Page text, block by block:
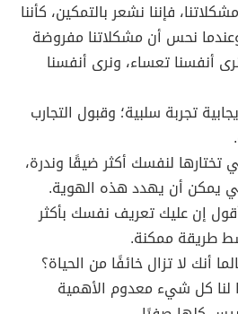
فإننا نشعر بالتمكين، كأننا
نحس أن مشكلاتنا مفروضة
نرى أنفسنا تعساء، ونرى أنفسنا
تجربة سلبية؛ وقبول التجارب
تختارها لنفسك أكثر ضيقًا وندرة،
يمكن أن يهدد هذه الهوية.
إن عليك تعريف نفسك بأكثر
طريقة ممكنة.
أنك لا تزال خائفًا من الحياة؟
لنا كل شيء معدوم الأهمية